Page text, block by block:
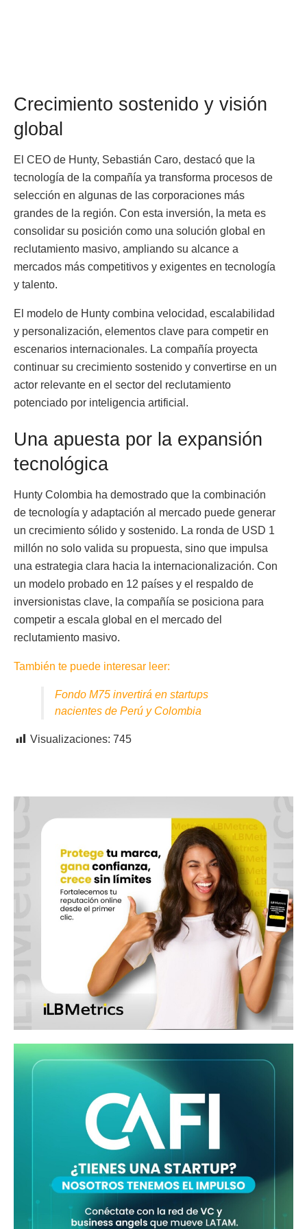
Crecimiento sostenido y visión
global
El CEO de Hunty, Sebastián Caro, destacó que la
tecnología de la compañía ya transforma procesos de
selección en algunas de las corporaciones más
grandes de la región. Con esta inversión, la meta es
consolidar su posición como una solución global en
reclutamiento masivo, ampliando su alcance a
mercados más competitivos y exigentes en tecnología
y talento.
El modelo de Hunty combina velocidad, escalabilidad
y personalización, elementos clave para competir en
escenarios internacionales. La compañía proyecta
continuar su crecimiento sostenido y convertirse en un
actor relevante en el sector del reclutamiento
potenciado por inteligencia artificial.
Una apuesta por la expansión
tecnológica
Hunty Colombia ha demostrado que la combinación
de tecnología y adaptación al mercado puede generar
un crecimiento sólido y sostenido. La ronda de USD 1
millón no solo valida su propuesta, sino que impulsa
una estrategia clara hacia la internacionalización. Con
un modelo probado en 12 países y el respaldo de
inversionistas clave, la compañía se posiciona para
competir a escala global en el mercado del
reclutamiento masivo.
También te puede interesar leer:
Fondo M75 invertirá en startups
nacientes de Perú y Colombia
Visualizaciones: 745